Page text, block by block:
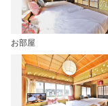
お部屋